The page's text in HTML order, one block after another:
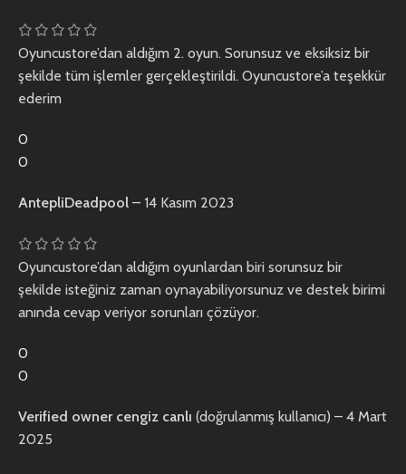
Oyuncustore’dan aldığım 2. oyun. Sorunsuz ve eksiksiz bir
şekilde tüm işlemler gerçekleştirildi. Oyuncustore’a teşekkür
ederim
0
0
AntepliDeadpool – 14 Kasım 2023
Oyuncustore’dan aldığım oyunlardan biri sorunsuz bir
şekilde isteğiniz zaman oynayabiliyorsunuz ve destek birimi
anında cevap veriyor sorunları çözüyor.
0
0
Verified owner cengiz canlı (doğrulanmış kullanıcı) – 4 Mart
2025